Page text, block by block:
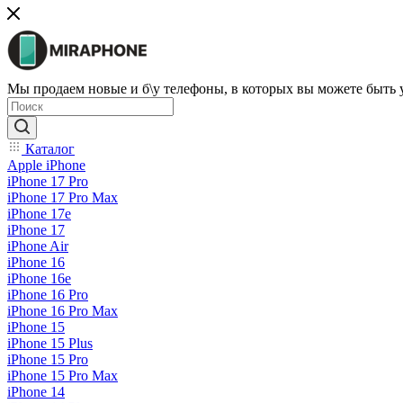
Мы продаем новые и б\у телефоны, в которых вы можете быть
Каталог
Apple iPhone
iPhone 17 Pro
iPhone 17 Pro Max
iPhone 17e
iPhone 17
iPhone Air
iPhone 16
iPhone 16e
iPhone 16 Pro
iPhone 16 Pro Max
iPhone 15
iPhone 15 Plus
iPhone 15 Pro
iPhone 15 Pro Max
iPhone 14